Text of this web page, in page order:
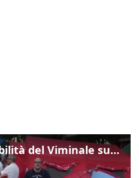
Gualtieri: "Responsabilità del Viminale su Spin Time? La posizione dei partiti è nota"